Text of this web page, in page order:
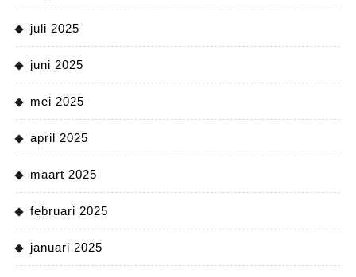
juli 2025
juni 2025
mei 2025
april 2025
maart 2025
februari 2025
januari 2025